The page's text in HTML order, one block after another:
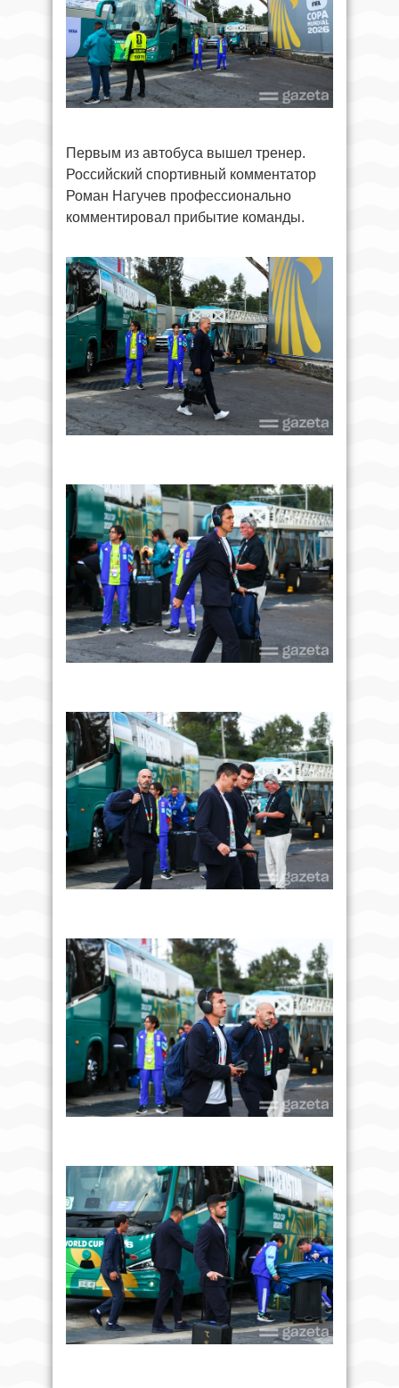
Первым из автобуса вышел тренер.
Российский спортивный комментатор
Роман Нагучев профессионально
комментировал прибытие команды.